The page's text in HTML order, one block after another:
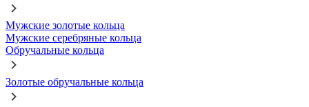
Мужские золотые кольца
Мужские серебряные кольца
Обручальные кольца
Золотые обручальные кольца